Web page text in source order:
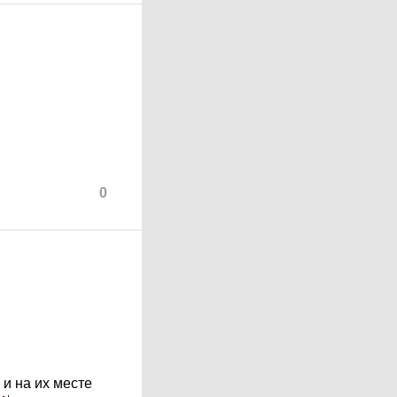
0
на их месте